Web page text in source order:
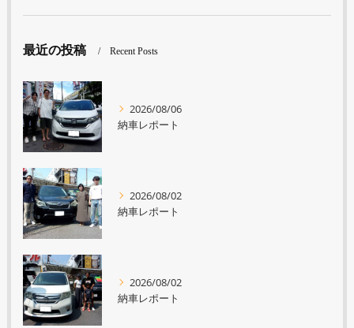
最近の投稿 Recent Posts
2026/08/06
納車レポート
2026/08/02
納車レポート
2026/08/02
納車レポート